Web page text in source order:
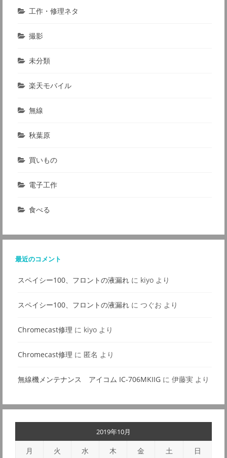
工作・修理ネタ
撮影
未分類
楽天モバイル
無線
秋葉原
買いもの
電子工作
食べる
最近のコメント
スペイシー100、フロントの液漏れ に kiyo より
スペイシー100、フロントの液漏れ に つぐお より
Chromecast修理 に kiyo より
Chromecast修理 に 匿名 より
無線機メンテナンス アイコム IC-706MKIIG に 伊藤実 より
2019年10月
月 火 水 木 金 土 日